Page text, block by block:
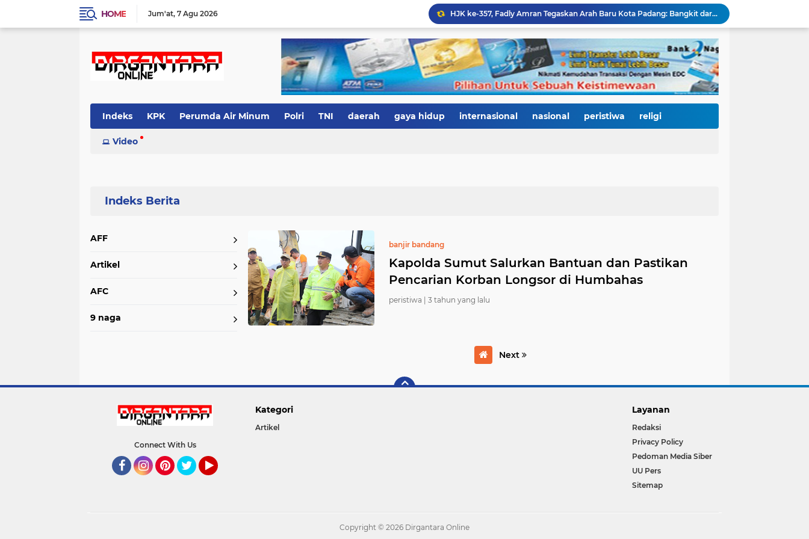
HOME Jum'at 7 Agu 2026
HJK ke-357, Fadly Amran Tegaskan Arah Baru Kota Padang: Bangkit dari Bencana, Melaju Menjadi Kota Pendidikan, Pariwisata, dan Perdagangan Bertaraf Dunia
Ratusan Pelajar Padang Antusias Kunjungi KRI Teluk Kendari, Belajar Langsung Dunia Kemaritiman dan Pertahanan Negara
Ribuan Warga Padati Pantai Cimpago, Festival Pawai Telong-Telong HJK Padang ke-357 Tampilkan Semangat Budaya, Persatuan, dan Optimisme Menuju Kota Gastronomi Dunia
Ribuan Warga Padati Danau Cimpago, Festival Telong-Telong HJK Padang ke-357 Tuai Pujian dan Harapan untuk Terus Dilestarikan
Perkuat Tata Kelola Rumah Sakit Daerah, RS M. Djamil Dampingi RSUD dr. Sadikin Pariaman Wujudkan Layanan Kesehatan Berkualitas
Di Balik Gemerlap Telong-Telong, RS M. Djamil Menyalakan Cahaya Kesadaran Kesehatan untuk Warga Padang
HJK Padang ke-357 Berubah Jadi Gerakan Kemanusiaan, Pemko Hadirkan "Road to Gastronomy Charity" untuk Bantu Korban Banjir
Indeks KPK Perumda Air Minum Polri TNI daerah gaya hidup internasional nasional peristiwa religi
Video
AFF
Artikel
AFC
9 naga
banjir bandang
Kapolda Sumut Salurkan Bantuan dan Pastikan
Pencarian Korban Longsor di Humbahas
peristiwa | 3 tahun yang lalu
Next
Connect With Us
Kategori
Artikel
Layanan
Redaksi
Privacy Policy
Pedoman Media Siber
UU Pers
Sitemap
Copyright © 2026 Dirgantara Online